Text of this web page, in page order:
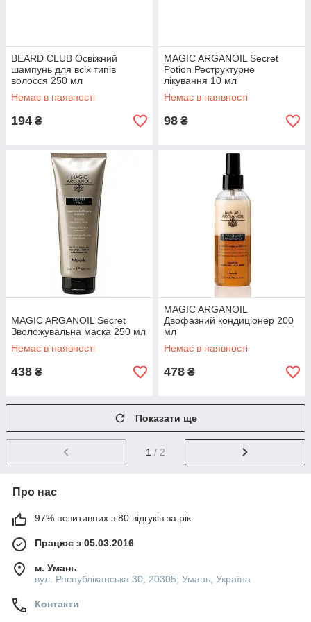
BEARD CLUB Освіжний
шампунь для всіх типів
волосся 250 мл
Немає в наявності
194 ₴
MAGIC ARGANOIL Secret
Potion Реструктурне
лікування 10 мл
Немає в наявності
98 ₴
MAGIC ARGANOIL Secret
Зволожувальна маска 250 мл
Немає в наявності
438 ₴
MAGIC ARGANOIL
Двофазний кондиціонер 200
мл
Немає в наявності
478 ₴
Показати ще
1 / 2
Про нас
97% позитивних з 80 відгуків за рік
Працює з 05.03.2016
м. Умань
вул. Республіканська 30, 20305, Умань, Україна
Контакти